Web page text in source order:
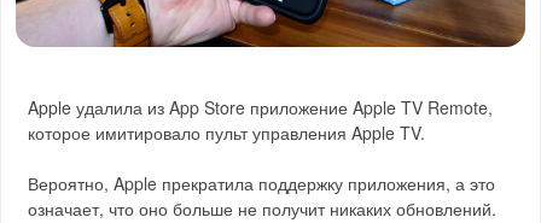
Apple удалила из App Store приложение Apple TV Remote,
которое имитировало пульт управления Apple TV.
Вероятно, Apple прекратила поддержку приложения, а это
означает, что оно больше не получит никаких обновлений.